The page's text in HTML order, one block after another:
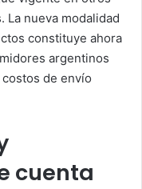
La nueva modalidad
constituye ahora
argentinos
de envío
cuenta